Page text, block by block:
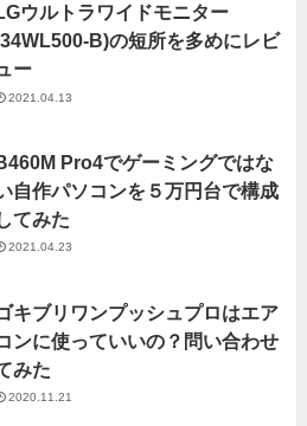
ウルトラワイドモニター
B)の短所を多めにレビ
ー
2021.04.13
Pro4でゲーミングではな
自作パソコンを５万円台で構成
てみた
2021.04.23
キブリワンプッシュプロはエア
ンに使っていいの？問い合わせ
みた
2020.11.21